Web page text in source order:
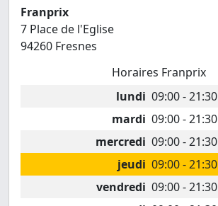
Franprix
7 Place de l'Eglise
94260 Fresnes
Horaires Franprix
lundi 09:00 - 21:30
mardi 09:00 - 21:30
mercredi 09:00 - 21:30
jeudi 09:00 - 21:30
vendredi 09:00 - 21:30